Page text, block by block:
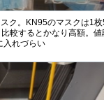
ク。KN95のマスクは1
較するとかなり高額。
入れづらい